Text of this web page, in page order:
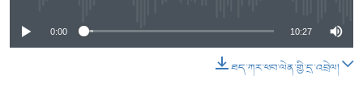
0:00 10:27
ཐད་ཀར་ཕབ་ལེན་གྱི་དྲ་འབྲེལ།